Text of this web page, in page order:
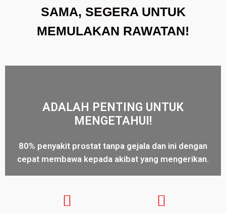
SAMA, SEGERA UNTUK
MEMULAKAN RAWATAN!
ADALAH PENTING UNTUK
MENGETAHUI!
80% penyakit prostat tanpa gejala dan ini dengan
cepat membawa kepada akibat yang mengerikan.